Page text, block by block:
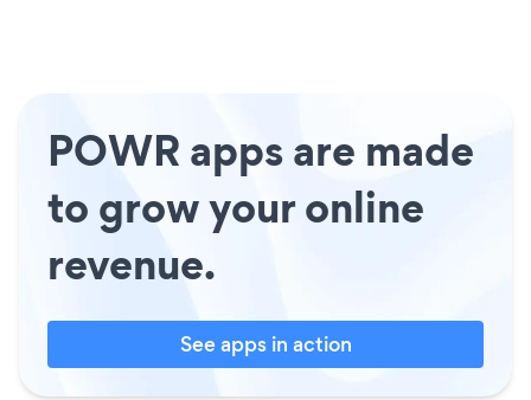
POWR apps are made
to grow your online
revenue.
See apps in action